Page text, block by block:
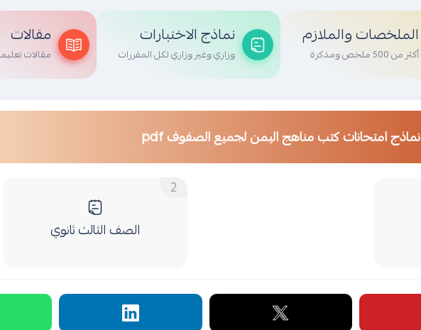
الملخصات والملازم
أكثر من 500 ملخص ومذكرة
نماذج الاختبارات
وزاري وغير وزاري لكل المقررات
مقالات
مقالات
نماذج امتحانات كتب مناهج اليمن لجميع الصفوف pdf
الصف الثالث ثانوي